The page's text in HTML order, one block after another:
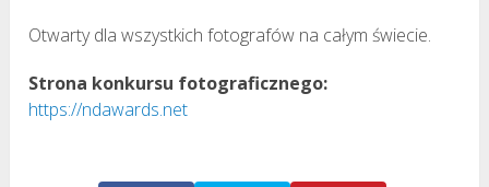
Otwarty dla wszystkich fotografów na całym świecie.
Strona konkursu fotograficznego:
https://ndawards.net